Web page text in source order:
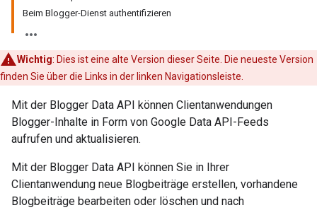
Beim Blogger-Dienst authentifizieren
Wichtig: Dies ist eine alte Version dieser Seite. Die neueste Version
finden Sie über die Links in der linken Navigationsleiste.
Mit der Blogger Data API können Clientanwendungen
Blogger-Inhalte in Form von Google Data API-Feeds
aufrufen und aktualisieren.
Mit der Blogger Data API können Sie in Ihrer
Clientanwendung neue Blogbeiträge erstellen, vorhandene
Blogbeiträge bearbeiten oder löschen und nach